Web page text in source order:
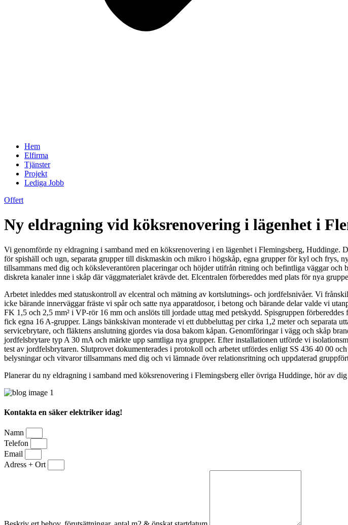
Hem
Elfirma
Tjänster
Projekt
Lediga Jobb
Offert
Ny eldragning vid köksrenovering i lägenhet i
Vi genomförde ny eldragning i samband med en köksrenovering i en lägenhet i Flemingsberg,
för spishäll och ugn, separata grupper till diskmaskin och mikro i högskåp, egna grupper för kyl och frys,
tillsammans med dig och köksleverantören placeringar och höjder utifrån ritning och befintliga väggar
diskreta kanaler inne i skåp där väggmaterialet krävde det. Elcentralen förbereddes med plats för nya
Arbetet inleddes med statuskontroll av elcentral och mätning av kortslutnings- och jordfelsnivåer. Vi
icke bärande innerväggar fräste vi spår och satte nya apparatdosor, i betong och bärande delar valde vi
FK 1,5 och 2,5 mm² i VP-rör 16 mm och anslöts till jordade uttag med petskydd. Spisgruppen
fick egna 16 A-grupper. Längs bänkskivan monterade vi ett dubbeluttag per cirka 1,2 meter och separata
servicebrytare, och fläktens anslutning gjordes via dosa bakom kåpan. Genomföringar i vägg och skåp
jordfelsbrytare typ A 30 mA och märkte upp samtliga nya grupper. Efter installationen utförde vi
test av jordfelsbrytaren. Slutprovet dokumenterades i protokoll och arbetet utfördes enligt SS 436 40 00
belysningar och vitvaror tillsammans med dig och vi lämnade över relationsritning och uppdaterad
Planerar du ny eldragning i samband med köksrenovering i Flemingsberg eller övriga Huddinge, hör av
Kontakta en säker elektriker idag!
Namn
Telefon
Email
Adress + Ort